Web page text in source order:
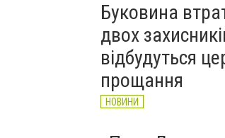
Буковина
двох
відбудуться
прощання
НОВИНИ